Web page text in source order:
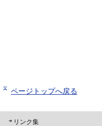
ページトップへ戻る
リンク集